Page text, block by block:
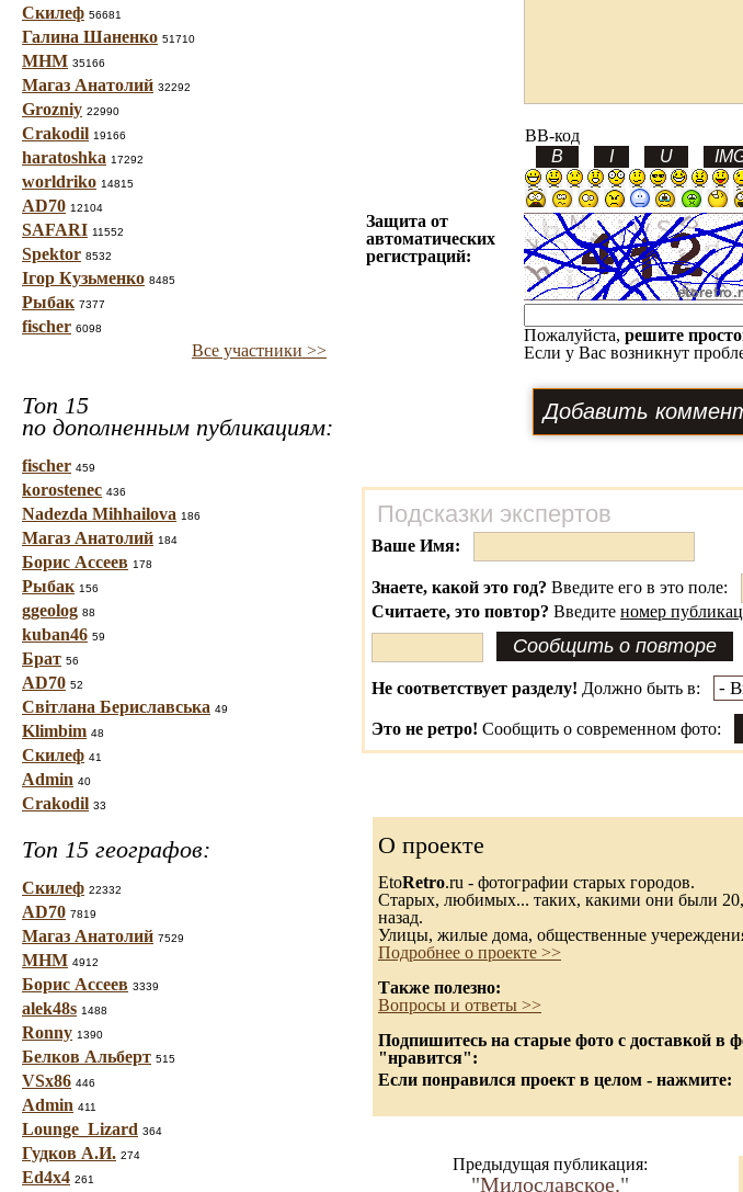
Скилеф 56681
Галина Шаненко 51710
МНМ 35166
Магаз Анатолий 32292
Grozniy 22990
Crakodil 19166
haratoshka 17292
worldriko 14815
AD70 12104
SAFARI 11552
Spektor 8532
Ігор Кузьменко 8485
Рыбак 7377
fischer 6098
Все участники >>
Топ 15
по дополненным публикациям:
fischer 459
korostenec 436
Nadezda Mihhailova 186
Магаз Анатолий 184
Борис Ассеев 178
Рыбак 156
ggeolog 88
kuban46 59
Брат 56
AD70 52
Світлана Бериславська 49
Klimbim 48
Скилеф 41
Admin 40
Crakodil 33
Топ 15 географов:
Скилеф 22332
AD70 7819
Магаз Анатолий 7529
МНМ 4912
Борис Ассеев 3339
alek48s 1488
Ronny 1390
Белков Альберт 515
VSx86 446
Admin 411
Lounge_Lizard 364
Гудков А.И. 274
Ed4x4 261
BB-код
Защита от
автоматических
регистраций:
Пожалуйста, решите
Если у Вас возникнут
Подсказки экспертов
Ваше Имя:
Знаете, какой это год? Введите его в это поле:
Считаете, это повтор? Введите номер
Не соответствует разделу! Должно быть в:
Это не ретро! Сообщить о современном фото:
О проекте
EtoRetro.ru - фотографии старых городов.
Старых, любимых... таких, какими они были 20,
назад.
Улицы, жилые дома, общественные
Подробнее о проекте >>
Также полезно:
Вопросы и ответы >>
Подпишитесь на старые фото с доставкой в
"нравится":
Если понравился проект в целом - нажмите:
Предыдущая публикация:
"Милославское."